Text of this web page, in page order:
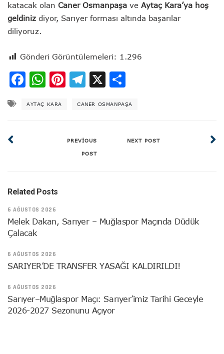
katacak olan Caner Osmanpaşa ve Aytaç Kara’ya hoş
geldiniz diyor, Sarıyer forması altında başarılar
diliyoruz.
Gönderi Görüntülemeleri: 1.296
Facebook
WhatsApp
Pinterest
Telegram
X
AYTAÇ KARA CANER OSMANPAŞA
PREVIOUS
POST
NEXT POST
Related Posts
6 AĞUSTOS 2026
Melek Dakan, Sarıyer – Muğlaspor Maçında Düdük
Çalacak
6 AĞUSTOS 2026
SARIYER’DE TRANSFER YASAĞI KALDIRILDI!
6 AĞUSTOS 2026
Sarıyer–Muğlaspor Maçı: Sarıyer’imiz Tarihi Geceyle
2026-2027 Sezonunu Açıyor